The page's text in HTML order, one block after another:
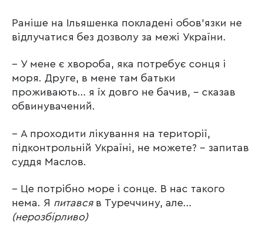
Раніше на Ільяшенка покладені обов’язки не
відлучатися без дозволу за межі України.
– У мене є хвороба, яка потребує сонця і
моря. Друге, в мене там батьки
проживають… я їх довго не бачив, – сказав
обвинувачений.
– А проходити лікування на території,
підконтрольній Україні, не можете? – запитав
суддя Маслов.
– Це потрібно море і сонце. В нас такого
нема. Я питавсяв Туреччину, але…
(нерозбірливо)